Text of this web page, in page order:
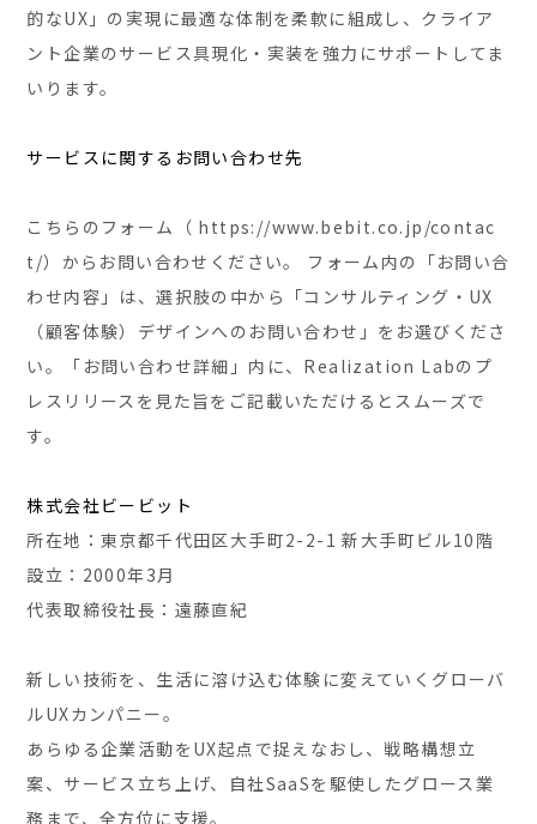
的なUX」の実現に最適な体制を柔軟に組成し、クライア
ント企業のサービス具現化・実装を強力にサポートしてま
いります。
サービスに関するお問い合わせ先
こちらのフォーム（ https://www.bebit.co.jp/contac
t/）からお問い合わせください。 フォーム内の「お問い合
わせ内容」は、選択肢の中から「コンサルティング・UX
（顧客体験）デザインへのお問い合わせ」をお選びくださ
い。「お問い合わせ詳細」内に、Realization Labのプ
レスリリースを見た旨をご記載いただけるとスムーズで
す。
株式会社ビービット
所在地：東京都千代田区大手町2-2-1 新大手町ビル10階
設立：2000年3月
代表取締役社長：遠藤直紀
新しい技術を、生活に溶け込む体験に変えていくグローバ
ルUXカンパニー。
あらゆる企業活動をUX起点で捉えなおし、戦略構想立
案、サービス立ち上げ、自社SaaSを駆使したグロース業
務まで、全方位に支援。